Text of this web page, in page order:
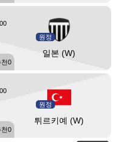
원정
일본 (W)
천0
원정
튀르키예 (W)
천0